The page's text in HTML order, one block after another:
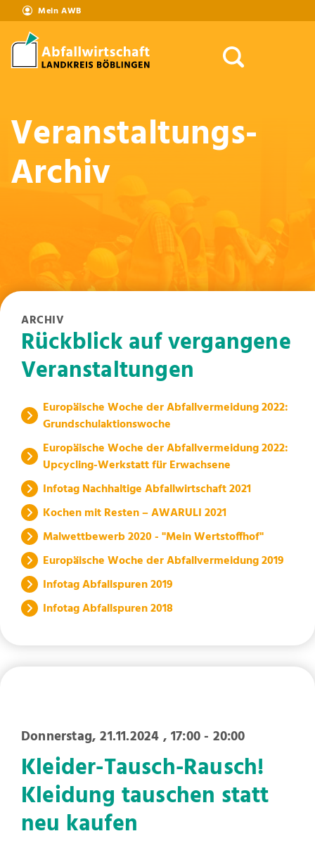
Mein AWB
Veranstaltungs-
Archiv
ARCHIV
Rückblick auf vergangene
Veranstaltungen
Europäische Woche der Abfallvermeidung 2022:
Grundschulaktionswoche
Europäische Woche der Abfallvermeidung 2022:
Upcycling-Werkstatt für Erwachsene
Infotag Nachhaltige Abfallwirtschaft 2021
Kochen mit Resten – AWARULI 2021
Malwettbewerb 2020 - "Mein Wertstoffhof"
Europäische Woche der Abfallvermeidung 2019
Infotag Abfallspuren 2019
Infotag Abfallspuren 2018
Donnerstag, 21.11.2024 , 17:00 - 20:00
Kleider-Tausch-Rausch!
Kleidung tauschen statt
neu kaufen